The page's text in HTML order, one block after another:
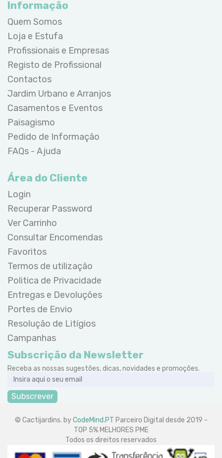
Informação
Quem Somos
Loja e Estufa
Profissionais e Empresas
Registo de Profissional
Contactos
Jardim Urbano e Arranjos
Casamentos e Eventos
Paisagismo
Pedido de Informação
FAQs - Ajuda
Área do Cliente
Login
Recuperar Password
Ver Carrinho
Consultar Encomendas
Favoritos
Termos de utilização
Politica de Privacidade
Entregas e Devoluções
Portes de Envio
Resolução de Litígios
Campanhas
Subscrição da Newsletter
Receba as nossas sugestões, dicas, novidades e promoções.
Subscrever
© Cactijardins. byCodeMind.PT Parceiro Digital desde 2019 -
TOP 5% MELHORES PME
Todos os direitos reservados